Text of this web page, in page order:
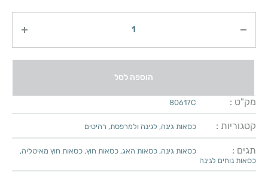
הוספה לסל
מק"ט : 80617C
קטגוריות : כסאות גינה, לגינה ולמרפסת, רהיטים
תגים : כסאות גינה, כסאות האג, כסאות חוץ, כסאות חוץ מאיטליה,
כסאות נוחים לגינה